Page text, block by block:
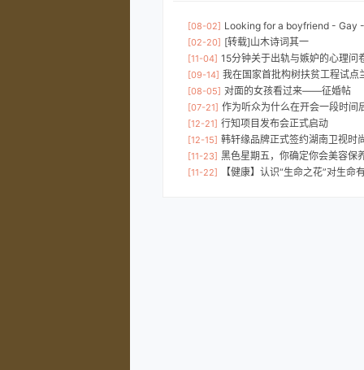
[08-02] Looking for a boyfriend - Gay
[02-20] [转载]山木诗词其一
[11-04] 15分钟关于出轨与嫉妒的心理问卷
[09-14] 我在国家首批构树扶贫工程试点兰考学习│兰考
[08-05] 对面的女孩看过来——征婚帖
[07-21] 作为听众为什么在开会一段时间后感觉有点蒙，不
[12-21] 行知项目发布会正式启动
[12-15] 韩轩缘品牌正式签约湖南卫视时
[11-23] 黑色星期五，你确定你会美容保
[11-22] 【健康】认识“生命之花”对生命